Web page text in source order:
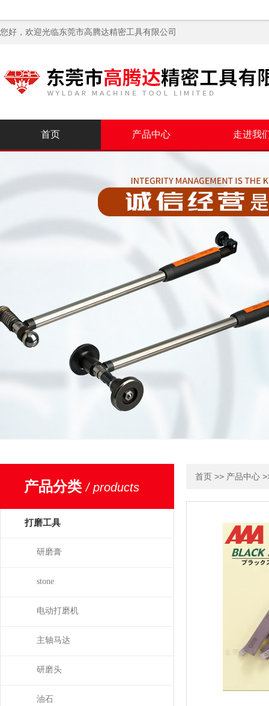
您好，欢迎光临东莞市高腾达精密工具有限公司
首页 产品中心 走进我
产品分类/ products
打磨工具
研磨膏
stone
电动打磨机
主轴马达
研磨头
油石
首页 >> 产品中心